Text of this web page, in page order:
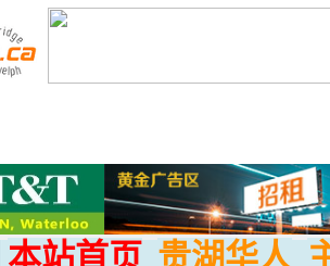
本站首页 贵湖华人